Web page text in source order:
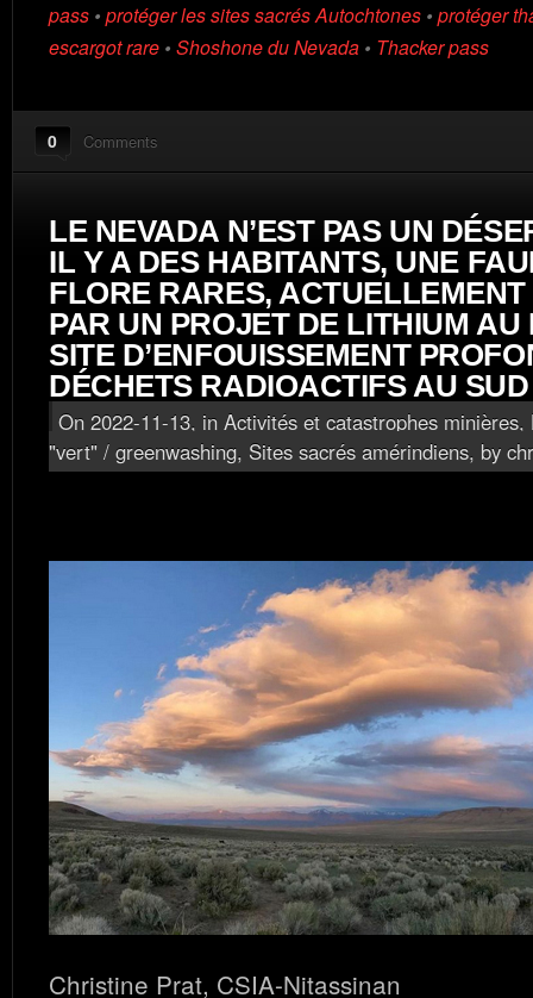
pass • protéger les sites sacrés Autochtones • protéger
escargot rare • Shoshone du Nevada • Thacker pass
0 Comments
LE NEVADA N’EST PAS UN
IL Y A DES HABITANTS, UNE
FLORE RARES,
PAR UN PROJET DE LITHIUM AU
SITE D’ENFOUISSEMENT
DÉCHETS RADIOACTIFS AU SUD
On 2022-11-13, in Activités et catastrophes minières,
"vert" / greenwashing, Sites sacrés amérindiens, by
Christine Prat, CSIA-Nitassinan